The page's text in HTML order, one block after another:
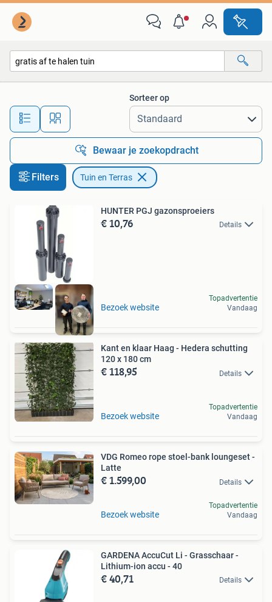
Alle afstanden…
Sorteer op
Bewaar je zoekopdracht
Filters Tuin en Terras
HUNTER PGJ gazonsproeiers
€ 10,76 Details
Bezoek website
Topadvertentie
Vandaag
Kant en klaar Haag - Hedera schutting
120 x 180 cm
€ 118,95 Details
Bezoek website
Topadvertentie
Vandaag
VDG Romeo rope stoel-bank loungeset -
Latte
€ 1.599,00 Details
Bezoek website
Topadvertentie
Vandaag
GARDENA AccuCut Li - Grasschaar -
Lithium-ion accu - 40
€ 40,71 Details